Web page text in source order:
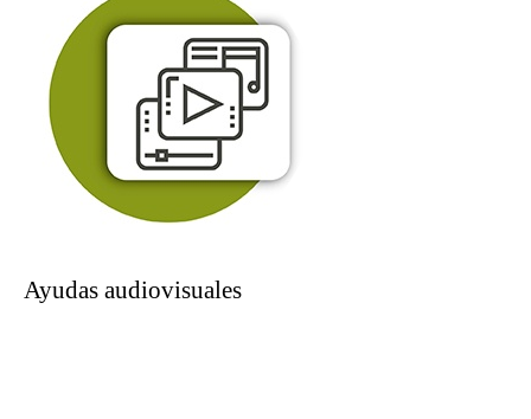
Ayudas audiovisuales